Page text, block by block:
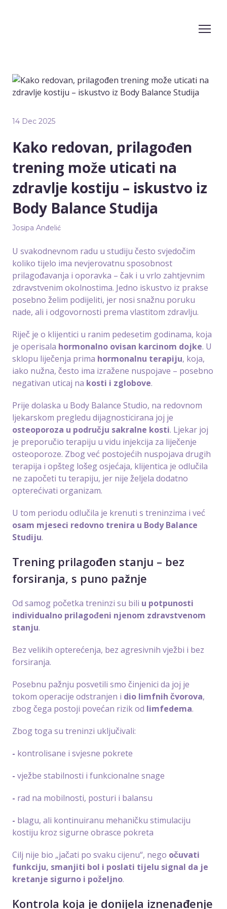
14 Dec 2025
Kako redovan, prilagođen
trening može uticati na
zdravlje kostiju – iskustvo iz
Body Balance Studija
Josipa Anđelić
U svakodnevnom radu u studiju često svjedočim
koliko tijelo ima nevjerovatnu sposobnost
prilagođavanja i oporavka – čak i u vrlo zahtjevnim
zdravstvenim okolnostima. Jedno iskustvo iz prakse
posebno želim podijeliti, jer nosi snažnu poruku
nade, ali i odgovornosti prema vlastitom zdravlju.
Riječ je o klijentici u ranim pedesetim godinama, koja
je operisala hormonalno ovisan karcinom dojke. U
sklopu liječenja prima hormonalnu terapiju, koja,
iako nužna, često ima izražene nuspojave – posebno
negativan uticaj na kosti i zglobove.
Prije dolaska u Body Balance Studio, na redovnom
ljekarskom pregledu dijagnosticirana joj je
osteoporoza u području sakralne kosti. Ljekar joj
je preporučio terapiju u vidu injekcija za liječenje
osteoporoze. Zbog već postojećih nuspojava drugih
terapija i opšteg lošeg osjećaja, klijentica je odlučila
ne započeti tu terapiju, jer nije željela dodatno
opterećivati organizam.
U tom periodu odlučila je krenuti s treninzima i već
osam mjeseci redovno trenira u Body Balance
Studiju.
Trening prilagođen stanju – bez
forsiranja, s puno pažnje
Od samog početka treninzi su bili u potpunosti
individualno prilagođeni njenom zdravstvenom
stanju.
Bez velikih opterećenja, bez agresivnih vježbi i bez
forsiranja.
Posebnu pažnju posvetili smo činjenici da joj je
tokom operacije odstranjen i dio limfnih čvorova,
zbog čega postoji povećan rizik od limfedema.
Zbog toga su treninzi uključivali:
- kontrolisane i svjesne pokrete
- vježbe stabilnosti i funkcionalne snage
- rad na mobilnosti, posturi i balansu
- blagu, ali kontinuiranu mehaničku stimulaciju
kostiju kroz sigurne obrasce pokreta
Cilj nije bio „jačati po svaku cijenu“, nego očuvati
funkciju, smanjiti bol i poslati tijelu signal da je
kretanje sigurno i poželjno.
Kontrola koja je donijela iznenađenje